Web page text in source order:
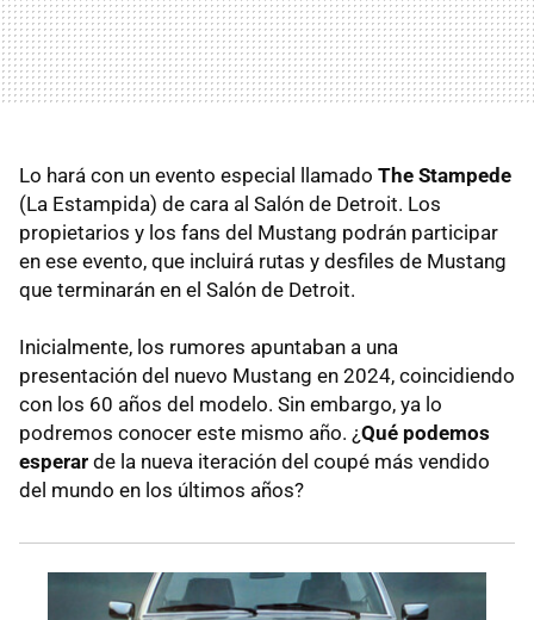
Lo hará con un evento especial llamado The Stampede
(La Estampida) de cara al Salón de Detroit. Los
propietarios y los fans del Mustang podrán participar
en ese evento, que incluirá rutas y desfiles de Mustang
que terminarán en el Salón de Detroit.
Inicialmente, los rumores apuntaban a una
presentación del nuevo Mustang en 2024, coincidiendo
con los 60 años del modelo. Sin embargo, ya lo
podremos conocer este mismo año. ¿Qué podemos
esperar de la nueva iteración del coupé más vendido
del mundo en los últimos años?